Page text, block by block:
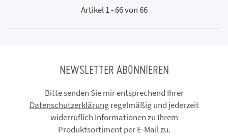
Artikel 1 - 66 von 66
NEWSLETTER ABONNIEREN
Bitte senden Sie mir entsprechend Ihrer
Datenschutzerklärungregelmäßig und jederzeit
widerruflich Informationen zu Ihrem
Produktsortiment per E-Mail zu.